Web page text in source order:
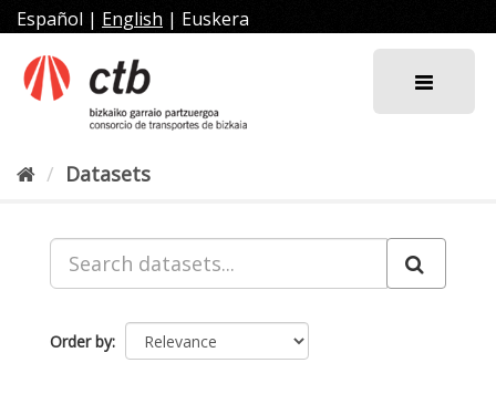
Skip
to
content
Español | English | Euskera
Datasets
Order by